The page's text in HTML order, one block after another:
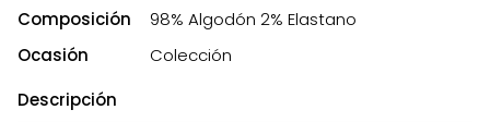
Composición
98% Algodón 2% Elastano
Ocasión
Colección
Descripción